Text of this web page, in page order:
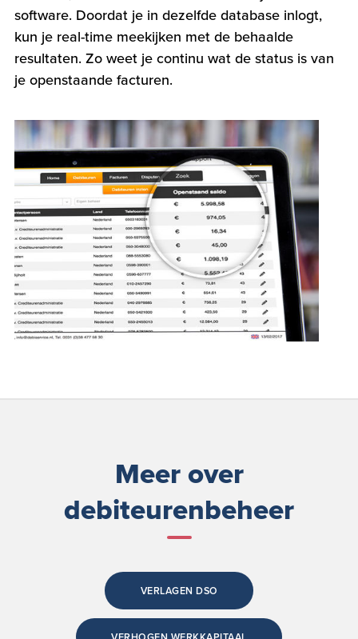
software. Doordat je in dezelfde database inlogt,
kun je real-time meekijken met de behaalde
resultaten. Zo weet je continu wat de status is van
je openstaande facturen.
Meer over
debiteurenbeheer
VERLAGEN DSO